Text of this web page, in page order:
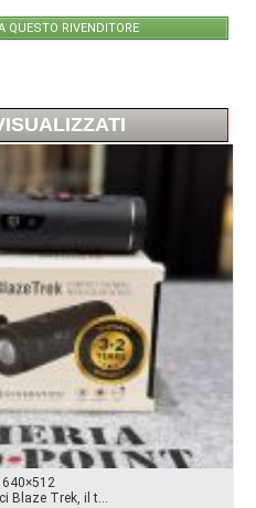
QUESTO RIVENDITORE
Blaze Trek, il t...